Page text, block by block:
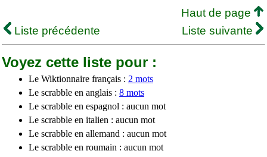
Haut de page
Liste précédente
Liste suivante
Voyez cette liste pour :
Le Wiktionnaire français : 2 mots
Le scrabble en anglais : 8 mots
Le scrabble en espagnol : aucun mot
Le scrabble en italien : aucun mot
Le scrabble en allemand : aucun mot
Le scrabble en roumain : aucun mot